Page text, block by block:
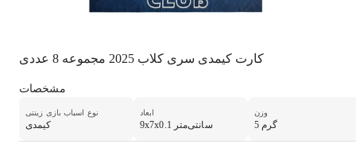
کارت کیمدی سری کلاب 2025 مجموعه 8 عددی
مشخصات
نوع اسباب بازی زینتی
کیمدی
ابعاد
9x7x0.1 سانتی‌متر
وزن
5 گرم